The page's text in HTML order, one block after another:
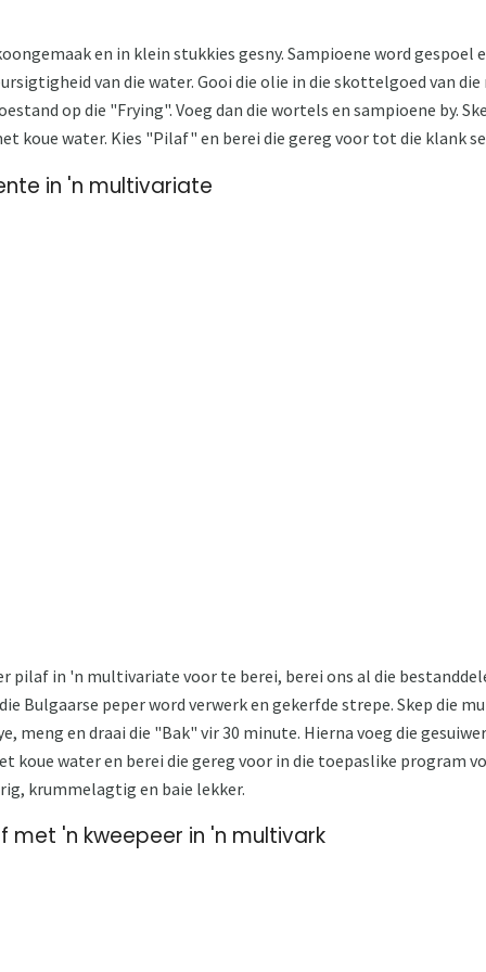
en in klein stukkies gesny. Sampioene word gespoel
van die water. Gooi die olie in die skottelgoed van
op die "Frying". Voeg dan die wortels en sampioene by.
koue water. Kies "Pilaf" en berei die gereg voor tot die klank
in 'n multivariate
pilaf in 'n multivariate voor te berei, berei ons al die
Bulgaarse peper word verwerk en gekerfde strepe. Skep die
meng en draai die "Bak" vir 30 minute. Hierna voeg die
koue water en berei die gereg voor in die toepaslike program
krummelagtig en baie lekker.
met 'n kweepeer in 'n multivark